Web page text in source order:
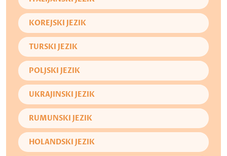
KOREJSKI JEZIK
TURSKI JEZIK
POLJSKI JEZIK
UKRAJINSKI JEZIK
RUMUNSKI JEZIK
HOLANDSKI JEZIK